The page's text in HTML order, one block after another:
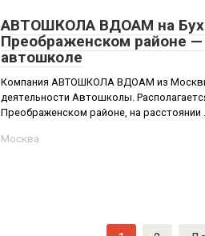
АВТОШКОЛА ВДОАМ на
Преображенском районе
автошколе
Компания АВТОШКОЛА ВДОАМ из Москвы
деятельности Автошколы.
Преображенском районе, на расстоянии
Москва